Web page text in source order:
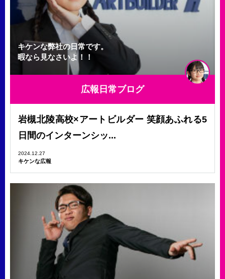
キケンな弊社の日常です。
暇なら見なさいよ！！
広報日常ブログ
岩槻北陵高校×アートビルダー 笑顔あふれる5
日間のインターンシッ...
2024.12.27
キケンな広報